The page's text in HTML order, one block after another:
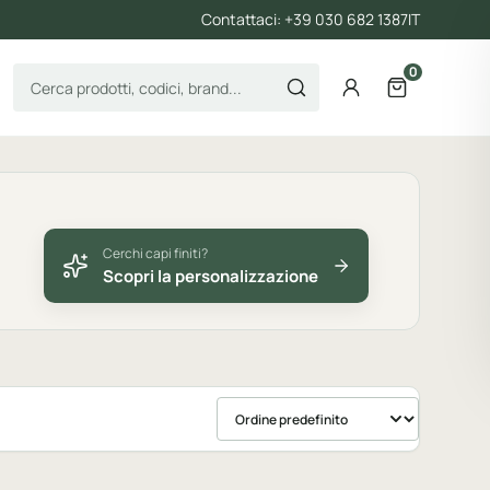
Contattaci: +39 030 682 1387IT
Cerca prodotti AccountApri il
0
Cerchi capi finiti?
Scopri la personalizzazione
Ordina prodotti